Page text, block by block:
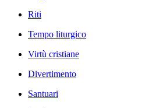
Riti
Tempo liturgico
Virtù cristiane
Divertimento
Santuari